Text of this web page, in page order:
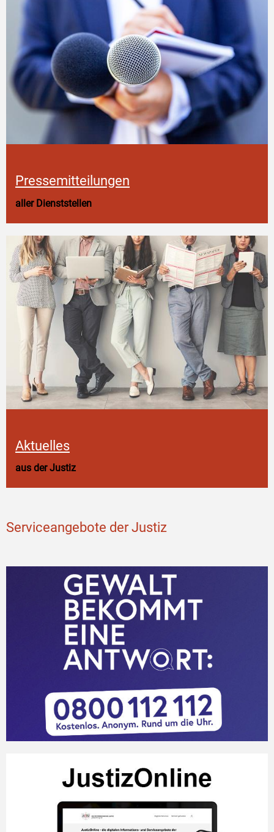
Pressemitteilungen
aller Dienststellen
Aktuelles
aus der Justiz
Serviceangebote der Justiz